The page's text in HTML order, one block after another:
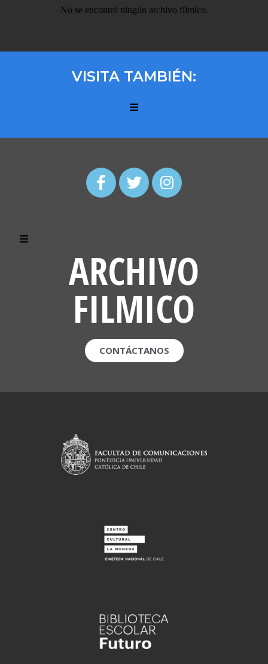
No se encontró ningún archivo fílmico.
VISITA TAMBIÉN:
ARCHIVO
FILMICO
CONTÁCTANOS